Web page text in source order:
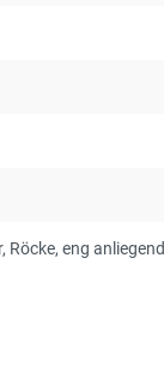
, Röcke, eng anliegend